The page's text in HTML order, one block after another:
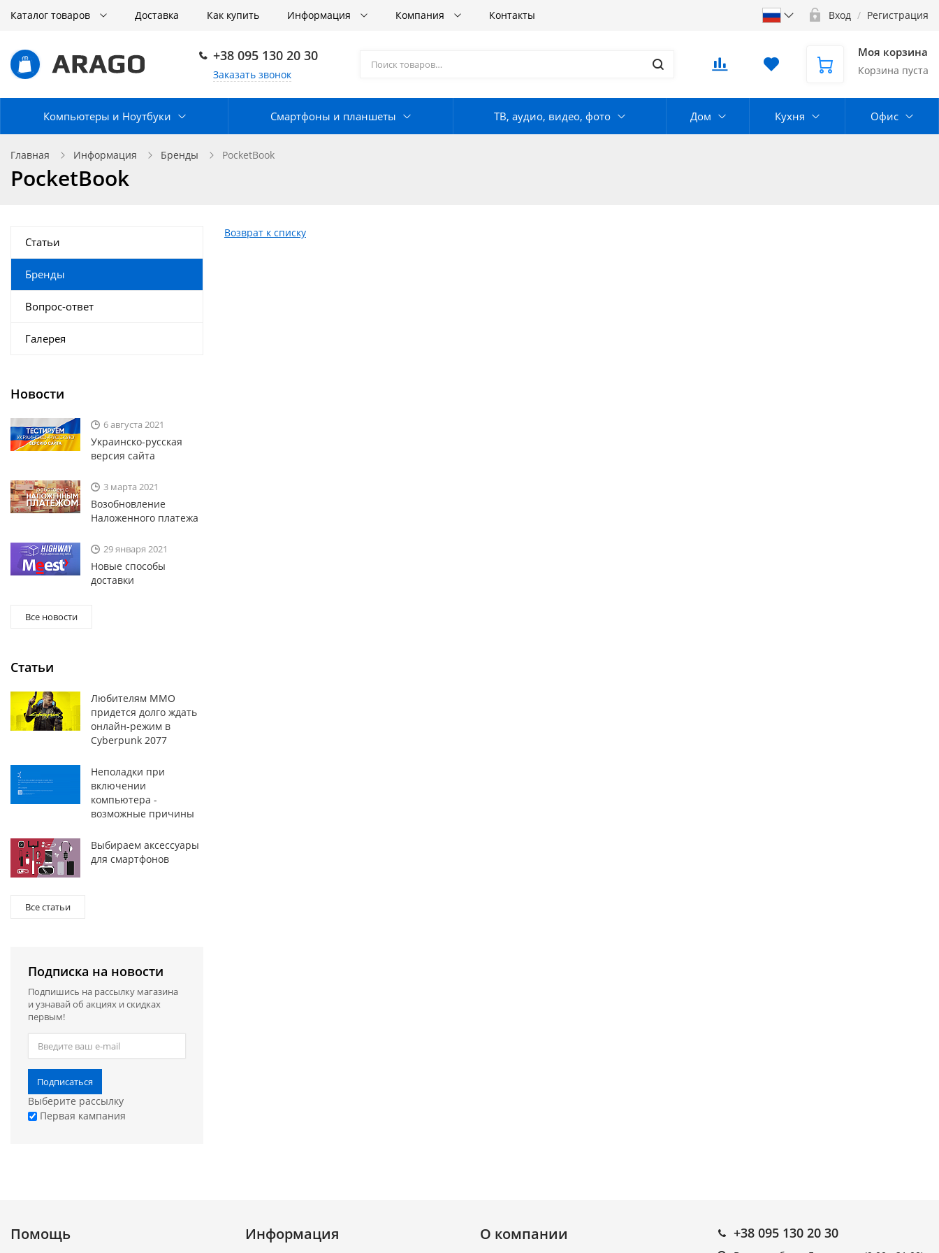
Каталог товаров Доставка Как купить Информация Компания Контакты Вход / Регистрация
+38 095 130 20 30
Заказать звонок
Моя корзина
Корзина пуста
Компьютеры и Ноутбуки Смартфоны и планшеты ТВ, аудио, видео, фото Дом Кухня Офис
Главная Информация Бренды PocketBook
PocketBook
Возврат к списку
Статьи
Бренды
Вопрос-ответ
Галерея
Новости
6 августа 2021
Украинско-русская
версия сайта
3 марта 2021
Возобновление
Наложенного платежа
29 января 2021
Новые способы
доставки
Все новости
Статьи
Любителям MMO
придется долго ждать
онлайн-режим в
Cyberpunk 2077
Неполадки при
включении
компьютера -
возможные причины
Выбираем аксессуары
для смартфонов
Все статьи
Подписка на новости
Подпишись на рассылку магазина
и узнавай об акциях и скидках
первым!
Подписаться
Выберите рассылку
Первая кампания
Помощь Информация О компании +38 095 130 20 30